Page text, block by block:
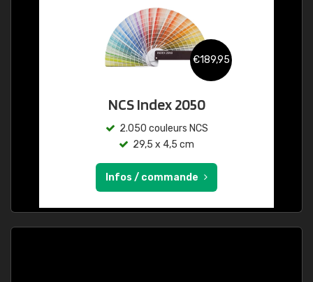
€189,95
NCS Index 2050
2.050 couleurs NCS
29,5 x 4,5 cm
Infos / commande